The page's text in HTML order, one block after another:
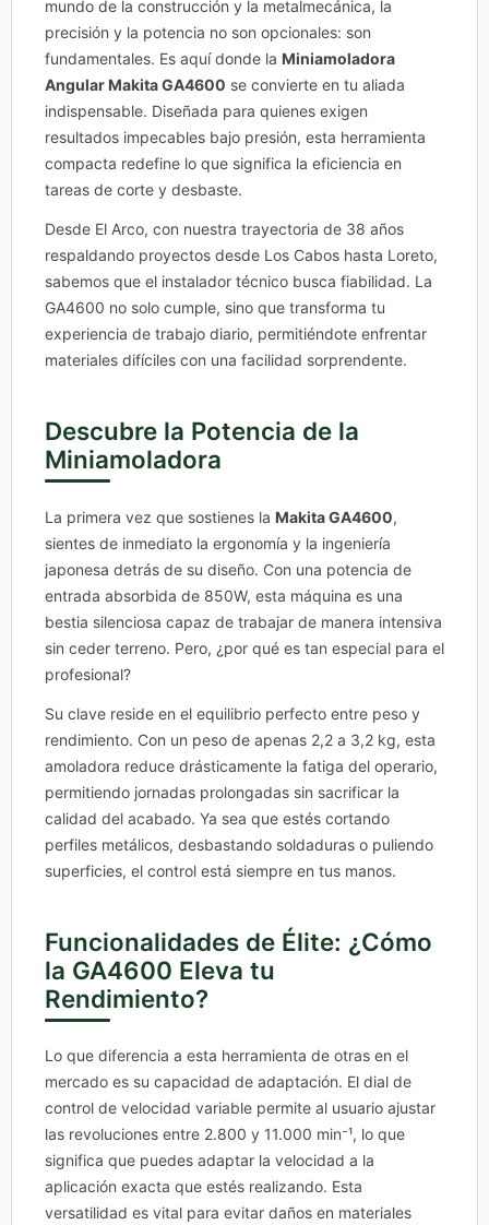
mundo de la construcción y la metalmecánica, la
precisión y la potencia no son opcionales: son
fundamentales. Es aquí donde la Miniamoladora
Angular Makita GA4600 se convierte en tu aliada
indispensable. Diseñada para quienes exigen
resultados impecables bajo presión, esta herramienta
compacta redefine lo que significa la eficiencia en
tareas de corte y desbaste.
Desde El Arco, con nuestra trayectoria de 38 años
respaldando proyectos desde Los Cabos hasta Loreto,
sabemos que el instalador técnico busca fiabilidad. La
GA4600 no solo cumple, sino que transforma tu
experiencia de trabajo diario, permitiéndote enfrentar
materiales difíciles con una facilidad sorprendente.
Descubre la Potencia de la
Miniamoladora
La primera vez que sostienes la Makita GA4600,
sientes de inmediato la ergonomía y la ingeniería
japonesa detrás de su diseño. Con una potencia de
entrada absorbida de 850W, esta máquina es una
bestia silenciosa capaz de trabajar de manera intensiva
sin ceder terreno. Pero, ¿por qué es tan especial para el
profesional?
Su clave reside en el equilibrio perfecto entre peso y
rendimiento. Con un peso de apenas 2,2 a 3,2 kg, esta
amoladora reduce drásticamente la fatiga del operario,
permitiendo jornadas prolongadas sin sacrificar la
calidad del acabado. Ya sea que estés cortando
perfiles metálicos, desbastando soldaduras o puliendo
superficies, el control está siempre en tus manos.
Funcionalidades de Élite: ¿Cómo
la GA4600 Eleva tu
Rendimiento?
Lo que diferencia a esta herramienta de otras en el
mercado es su capacidad de adaptación. El dial de
control de velocidad variable permite al usuario ajustar
las revoluciones entre 2.800 y 11.000 min⁻¹, lo que
significa que puedes adaptar la velocidad a la
aplicación exacta que estés realizando. Esta
versatilidad es vital para evitar daños en materiales